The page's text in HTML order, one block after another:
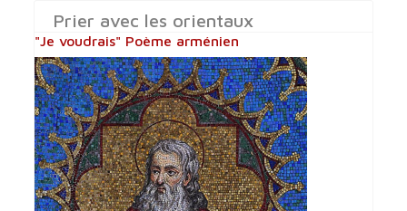
Prier avec les orientaux
"Je voudrais" Poème arménien